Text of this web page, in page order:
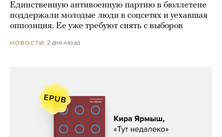
Единственную антивоенную партию в бюллетене
поддержали молодые люди в соцсетях и уехавшая
оппозиция. Ее уже требуют снять с выборов
НОВОСТИ 2 дня назад